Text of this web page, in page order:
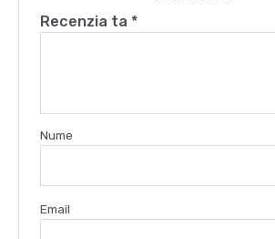
Recenzia ta *
Nume
Email